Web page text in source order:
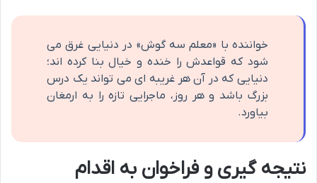
خواننده با «معلم سه گوش» در دنیایی غرق می
شود که قواعدش را خنده و خیال بنا کرده اند؛
دنیایی که در آن هر غریبه ای می تواند یک درس
بزرگ باشد و هر روز، ماجرایی تازه را به ارمغان
بیاورد.
نتیجه گیری و فراخوان به اقدام